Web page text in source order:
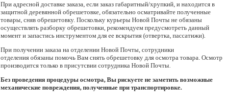
При адресной доставке заказа, если заказ габаритный/хрупкий, и находится в
защитной деревянной обрешетовке, обязательно осматривайте полученные
товары, сняв обрешетовку. Поскольку курьеры Новой Почты не обязаны
осуществлять разборку обрешетовки, рекомендуем предусмотреть данный
момент и запастись инструментом для ее вскрытия (отвертка, пассатижи).
При получении заказа на отделении Новой Почты, сотрудники
отделения обязаны помочь Вам снять обрешетовку для осмотра товара. Осмотр
производится только в присутсвии сотрудника Новой Почты.
Без проведения процедуры осмотра, Вы рискуете не заметить возможные
механические повреждения, полученные при транспортировке.